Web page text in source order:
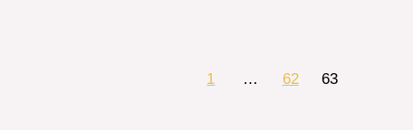
1 … 62 63